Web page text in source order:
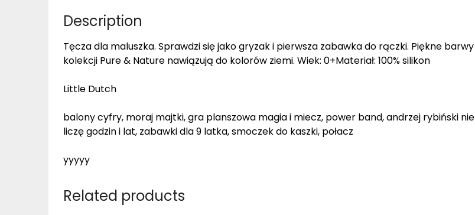
Description
Tęcza dla maluszka. Sprawdzi się jako gryzak i pierwsza zabawka do rączki. Piękne barwy
kolekcji Pure & Nature nawiązują do kolorów ziemi. Wiek: 0+Materiał: 100% silikon
Little Dutch
balony cyfry, moraj majtki, gra planszowa magia i miecz, power band, andrzej rybiński nie
liczę godzin i lat, zabawki dla 9 latka, smoczek do kaszki, połacz
yyyyy
Related products